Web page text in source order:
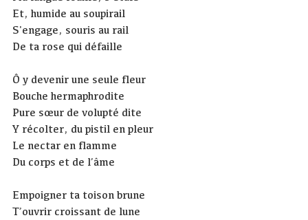
Et, humide au soupirail
S'engage, souris au rail
De ta rose qui défaille
Ô y devenir une seule fleur
Bouche hermaphrodite
Pure sœur de volupté dite
Y récolter, du pistil en pleur
Le nectar en flamme
Du corps et de l’âme
Empoigner ta toison brune
T’ouvrir croissant de lune